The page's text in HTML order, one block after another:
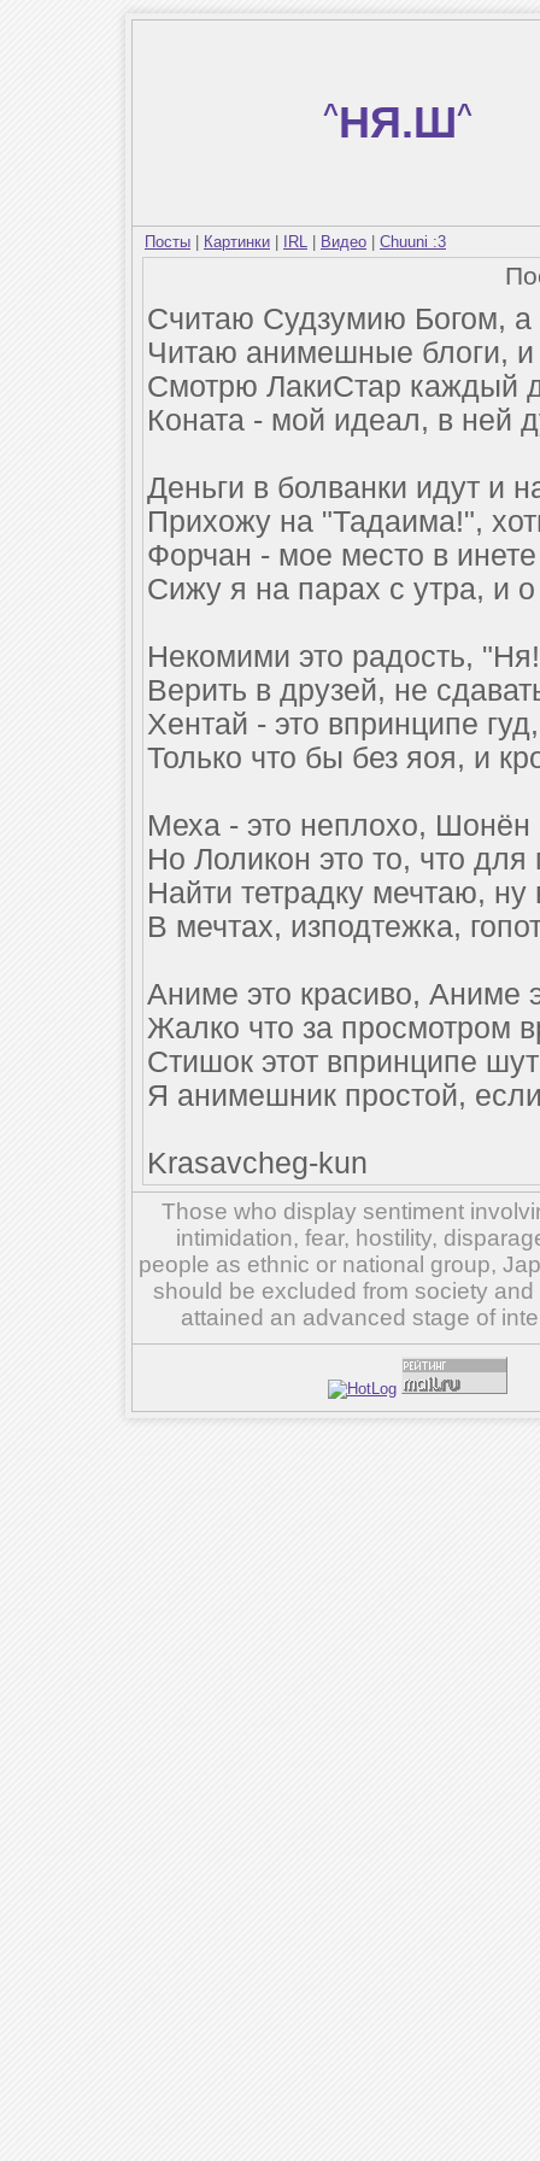
^НЯ.Ш^
Посты Картинки IRL Видео Chuuni :3
Считаю Судзумию Богом,
Читаю анимешные блоги, и
Смотрю ЛакиСтар каждый
Коната - мой идеал, в ней
Деньги в болванки идут и
Прихожу на "Тадаима!",
Форчан - мое место в
Сижу я на парах с утра, и
Некомими это радость,
Верить в друзей, не
Хентай - это впринципе
Только что бы без яоя, и
Меха - это неплохо,
Но Лоликон это то, что
Найти тетрадку мечтаю,
В мечтах, изподтежка,
Аниме это красиво, Аниме
Жалко что за просмотром
Стишок этот впринципе
Я анимешник простой,
Krasavcheg-kun
Those who display sentiment
intimidation, fear, hostility,
people as ethnic or national group,
should be excluded from society
attained an advanced stage of